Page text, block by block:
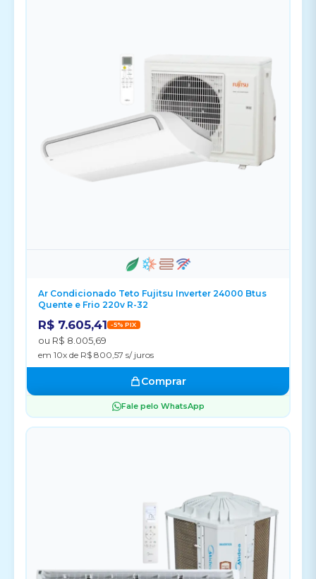
Ar Condicionado Teto Fujitsu Inverter 24000 Btus
Quente e Frio 220v R-32
R$ 7.605,41 -5% PIX
ou R$ 8.005,69
em 10x de R$ 800,57 s/ juros
Comprar
Fale pelo WhatsApp